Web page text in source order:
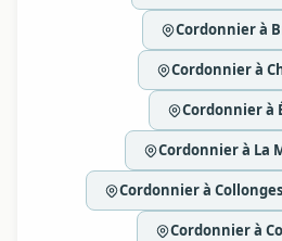
Cordonnier à
Cordonnier à
Cordonnier à
Cordonnier à La
Cordonnier à
Cordonnier à